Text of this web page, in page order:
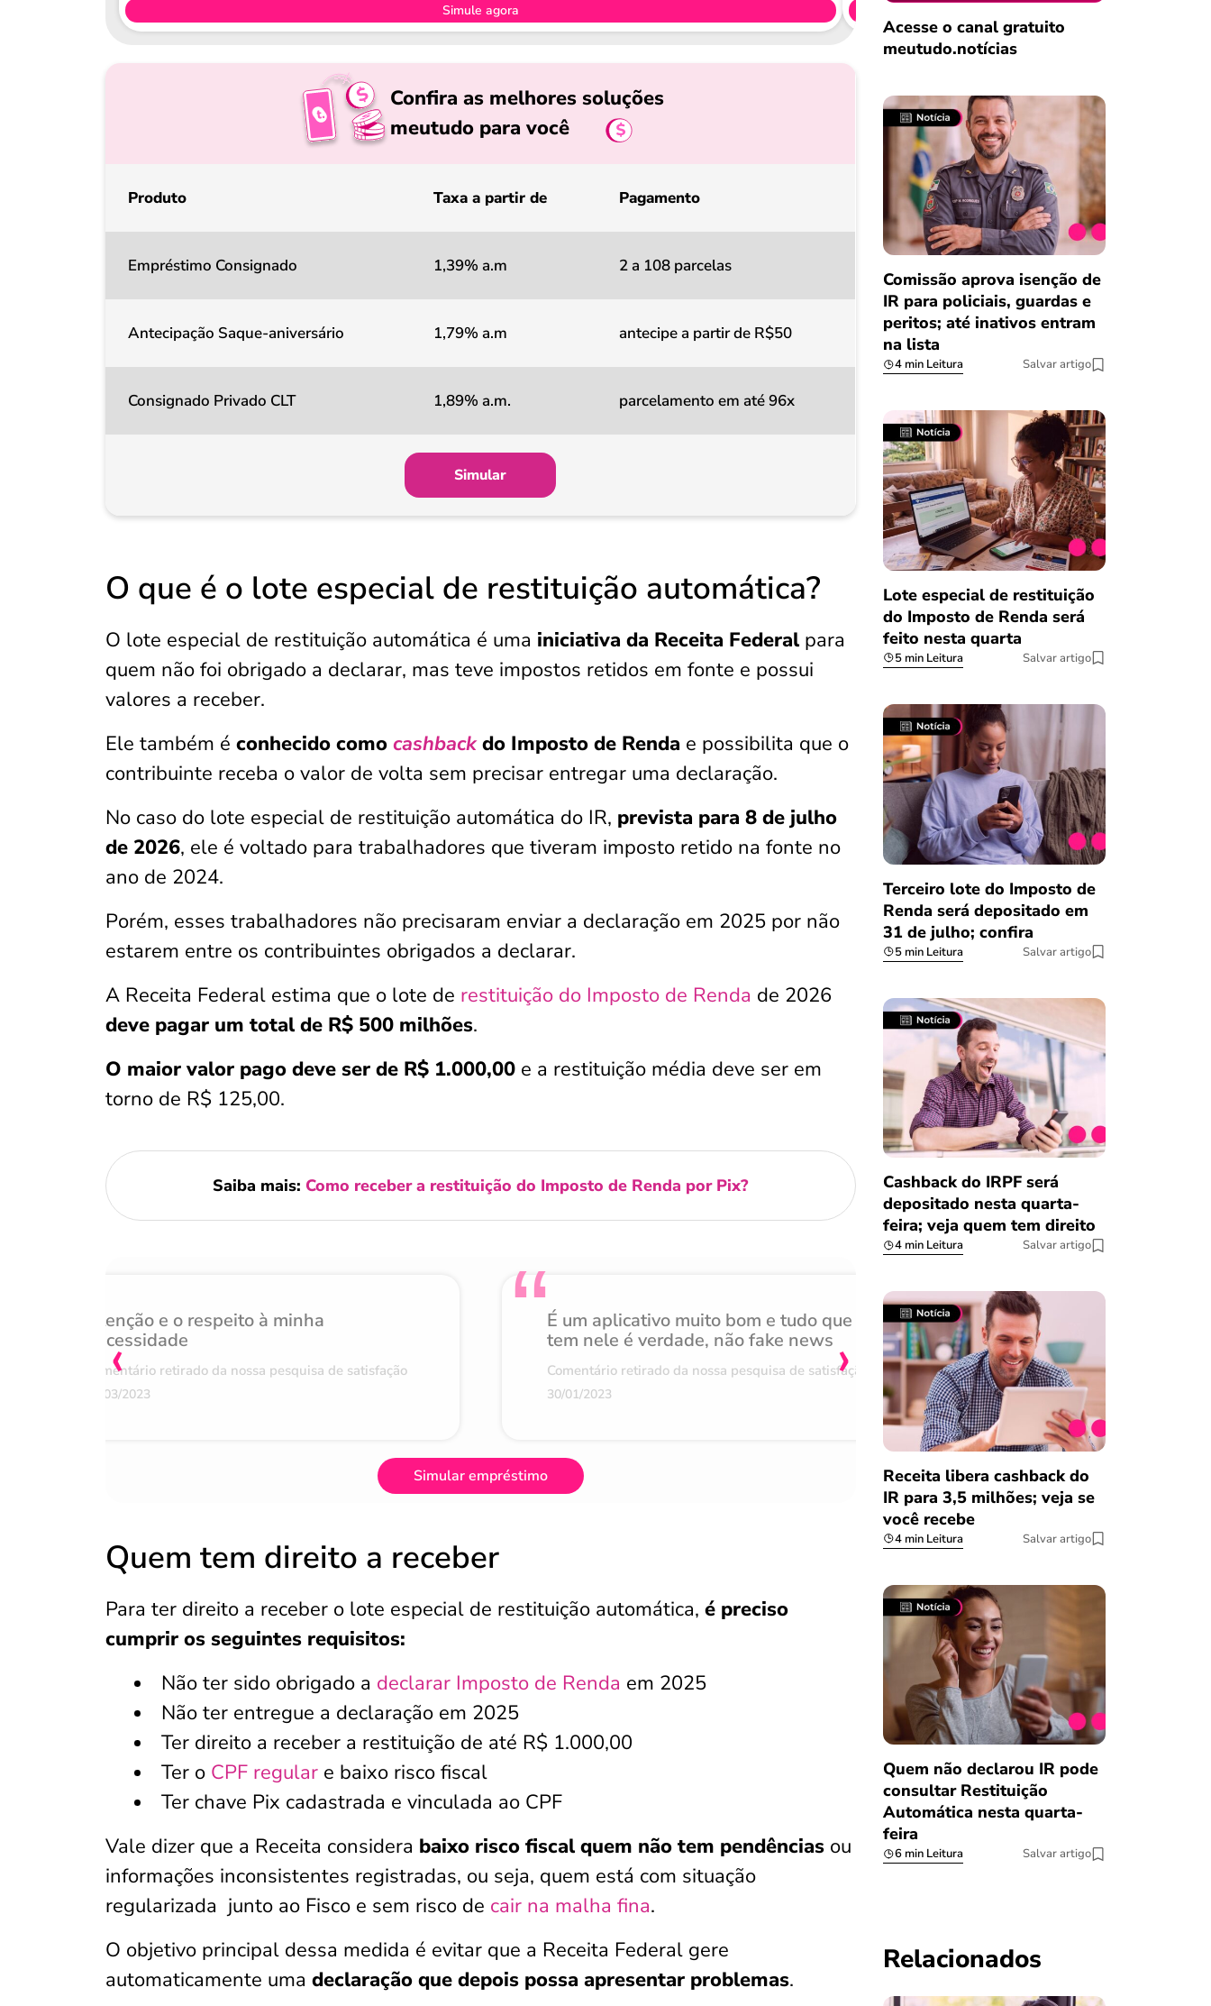
Simule agora
Confira as melhores soluções
meutudo para você
Produto Taxa a partir de Pagamento
Empréstimo Consignado 1,39% a.m 2 a 108 parcelas
Antecipação Saque-aniversário 1,79% a.m antecipe a partir de R$50
Consignado Privado CLT 1,89% a.m. parcelamento em até 96x
Simular
O que é o lote especial de restituição automática?
O lote especial de restituição automática é uma iniciativa da Receita Federal para
quem não foi obrigado a declarar, mas teve impostos retidos em fonte e possui
valores a receber.
Ele também é conhecido como cashbackdo Imposto de Renda e possibilita que o
contribuinte receba o valor de volta sem precisar entregar uma declaração.
No caso do lote especial de restituição automática do IR, prevista para 8 de julho
de 2026, ele é voltado para trabalhadores que tiveram imposto retido na fonte no
ano de 2024.
Porém, esses trabalhadores não precisaram enviar a declaração em 2025 por não
estarem entre os contribuintes obrigados a declarar.
A Receita Federal estima que o lote de restituição do Imposto de Renda de 2026
deve pagar um total de R$ 500 milhões.
O maior valor pago deve ser de R$ 1.000,00 e a restituição média deve ser em
torno de R$ 125,00.
Saiba mais: Como receber a restituição do Imposto de Renda por Pix?
Atenção e o respeito à minha
necessidade
Comentário retirado da nossa pesquisa de satisfação
07/03/2023
É um aplicativo muito bom e tudo que
tem nele é verdade, não fake news
Comentário retirado da nossa pesquisa de satisfação
30/01/2023
Achei muito rápido,
burocracia
Comentário retirado da nossa
08/03/2023
‹ ›
Simular empréstimo
Quem tem direito a receber
Para ter direito a receber o lote especial de restituição automática, é preciso
cumprir os seguintes requisitos:
Não ter sido obrigado a declarar Imposto de Renda em 2025
Não ter entregue a declaração em 2025
Ter direito a receber a restituição de até R$ 1.000,00
Ter o CPF regular e baixo risco fiscal
Ter chave Pix cadastrada e vinculada ao CPF
Vale dizer que a Receita considera baixo risco fiscal quem não tem pendências ou
informações inconsistentes registradas, ou seja, quem está com situação
regularizada junto ao Fisco e sem risco de cair na malha fina.
O objetivo principal dessa medida é evitar que a Receita Federal gere
automaticamente uma declaração que depois possa apresentar problemas.
Salvar Ferramenta
Salvar Ferramenta
Acesse o canal gratuito
meutudo.notícias
Comissão aprova isenção de
IR para policiais, guardas e
peritos; até inativos entram
na lista
4 min Leitura Salvar artigo
Lote especial de restituição
do Imposto de Renda será
feito nesta quarta
5 min Leitura Salvar artigo
Terceiro lote do Imposto de
Renda será depositado em
31 de julho; confira
5 min Leitura Salvar artigo
Cashback do IRPF será
depositado nesta quarta-
feira; veja quem tem direito
4 min Leitura Salvar artigo
Receita libera cashback do
IR para 3,5 milhões; veja se
você recebe
4 min Leitura Salvar artigo
Quem não declarou IR pode
consultar Restituição
Automática nesta quarta-
feira
6 min Leitura Salvar artigo
Relacionados